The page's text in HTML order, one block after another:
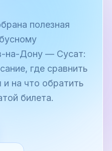
полезная
на-Дону — Сусат:
где сравнить
на что обратить
билета.